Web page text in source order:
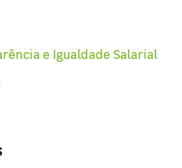
e Igualdade Salarial